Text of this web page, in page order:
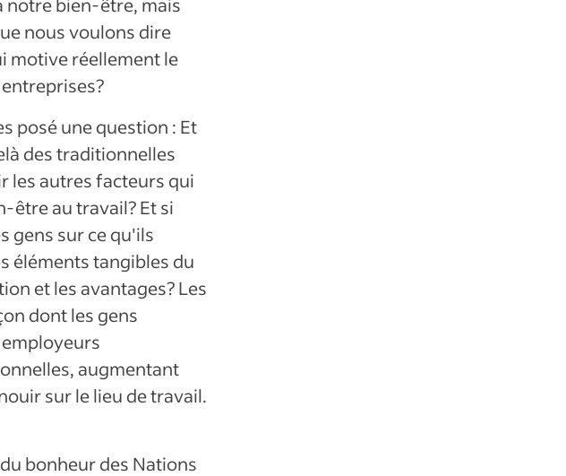
nous voulons dire
motive réellement le
posé une question : Et
des traditionnelles
les autres facteurs qui
être au travail? Et si
gens sur ce qu'ils
éléments tangibles du
et les avantages? Les
dont les gens
augmentant
sur le lieu de travail.
bonheur des Nations